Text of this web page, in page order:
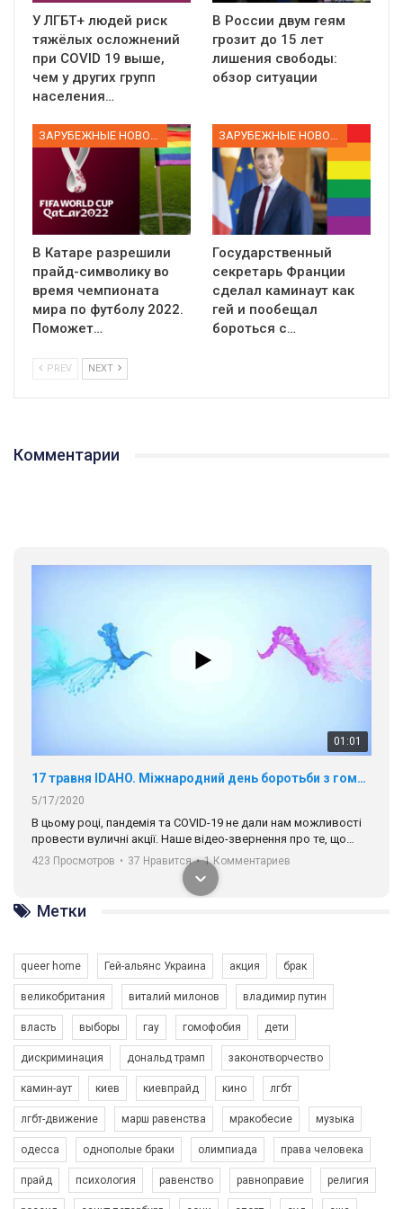
У ЛГБТ+ людей риск
тяжёлых осложнений
при COVID 19 выше,
чем у других групп
населения…
В России двум геям
грозит до 15 лет
лишения свободы:
обзор ситуации
ЗАРУБЕЖНЫЕ НОВОСТИ
В Катаре разрешили
прайд-символику во
время чемпионата
мира по футболу 2022.
Поможет…
ЗАРУБЕЖНЫЕ НОВОСТИ
Государственный
секретарь Франции
сделал каминаут как
гей и пообещал
бороться с…
PREV NEXT
Комментарии
01:01
17 травня IDAHO. Міжнародний день боротьби з гомофобією трансфобією і біфобія.
5/17/2020
В цьому році, пандемія та COVІD-19 не дали нам можливості
провести вуличні акції. Наше відео-звернення про те, що
навіть коли ми у різних містах та не можемо зустрінеться, ми
разом. Ми закликаємо всіх хто поділяє цінності рівності та
солідарності, приєднатися до нас. Регіональні підрозділи
ГАУ є в 16 областях України.
Разом наш голос лунає гучніше!
423 Просмотров • 37 Нравится • 1 Комментариев
Зупинимо насильство проти ЛГБТ в Україні! Stop violence against LGBT in Ukraine!
6/30/2017
Емоційний та вражаючий промо-ролік на конкурс PACT, який
представляє програму "Гей-альянс Україна" з протидії
насильству проти ЛГБТ в Україні.
Метки
queer home Гей-альянс Украина акция брак
великобритания виталий милонов владимир путин
власть выборы гау гомофобия дети
дискриминация дональд трамп законотворчество
камин-аут киев киевпрайд кино лгбт
лгбт-движение марш равенства мракобесие музыка
одесса однополые браки олимпиада права человека
прайд психология равенство равноправие религия